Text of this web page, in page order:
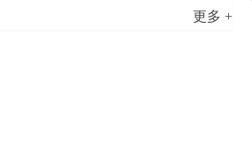
更多 +